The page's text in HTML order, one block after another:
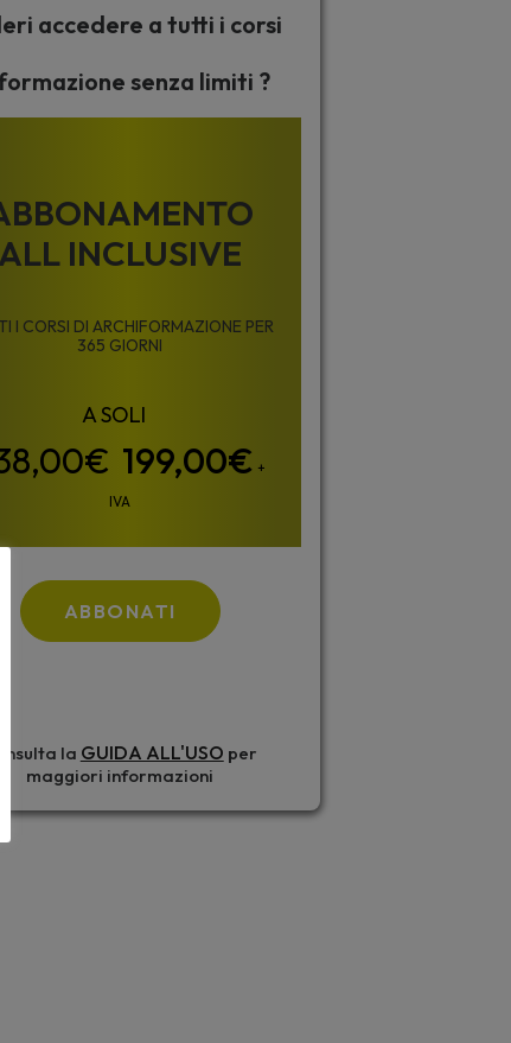
accedere a tutti i corsi
senza limiti ?
ALL INCLUSIVE
I CORSI DI ARCHIFORMAZIONE PER
365 GIORNI
199,00€ +
IVA
ABBONATI
la GUIDA ALL'USO per
maggiori informazioni